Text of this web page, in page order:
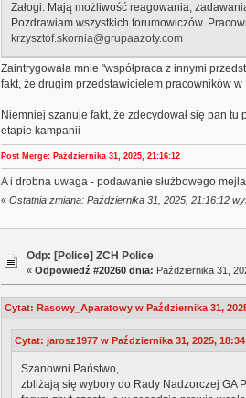
Załogi. Mają możliwość reagowania,
Pozdrawiam wszystkich forumowiczów.
krzysztof.skornia@grupaazoty.com
Zaintrygowała mnie "współpraca z innymi
fakt, że drugim przedstawicielem pracowników
Niemniej szanuje fakt, że zdecydował się pan
etapie kampanii
Post Merge: Października 31, 2025, 21:16:12
A i drobna uwaga - podawanie służbowego
« Ostatnia zmiana: Października 31, 2025, 21:16:12
Odp: [Police] ZCH Police
«Odpowiedź #20260 dnia: Października 31,
Cytat: Rasowy_Aparatowy w Października 31,
Cytat: jarosz1977 w Października 31, 2025,
Szanowni Państwo,
zbliżają się wybory do Rady Nadzorczej GA